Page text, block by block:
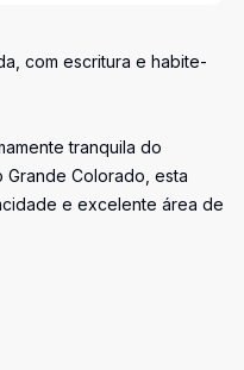
com escritura e habite-
tranquila do
Grande Colorado, esta
e excelente área de